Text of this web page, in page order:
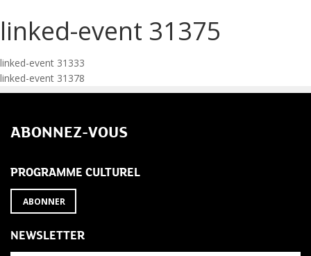
linked-event 31375
Navigation
de
l’article
linked-event 31333
linked-event 31378
ABONNEZ-VOUS
PROGRAMME CULTUREL
ABONNER
NEWSLETTER